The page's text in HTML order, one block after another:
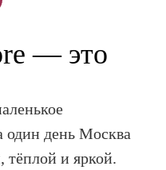
— это
один день Москва
тёплой и яркой.